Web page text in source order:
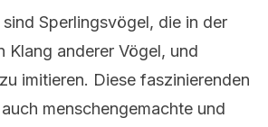
Sperlingsvögel, die in der
Klang anderer Vögel, und
imitieren. Diese faszinierenden
menschengemachte und